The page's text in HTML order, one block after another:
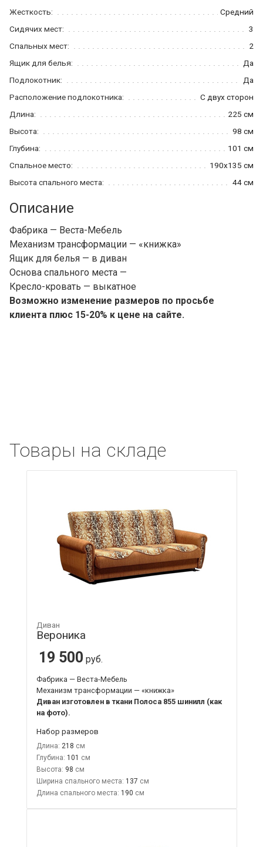
Жесткость:
Средний
Сидячих мест:
3
Спальных мест:
2
Ящик для белья:
Да
Подлокотник:
Да
Расположение подлокотника:
С двух сторон
Длина:
225 см
Высота:
98 см
Глубина:
101 см
Спальное место:
190x135 см
Высота спального места:
44 см
Описание
Фабрика — Веста-Мебель
Механизм трансформации — «книжка»
Ящик для белья — в диван
Основа спального места —
Кресло-кровать — выкатное
Возможно изменение размеров по просьбе
клиента плюс 15-20% к цене на сайте.
Товары на складе
Диван
Вероника
19 500 руб.
Фабрика — Веста-Мебель
Механизм трансформации — «книжка»
Диван изготовлен в ткани Полоса 855 шинилл (как
на фото).
Набор размеров
Длина: 218
Глубина: 101
Высота: 98
Ширина спального места: 137
Длина спального места: 190